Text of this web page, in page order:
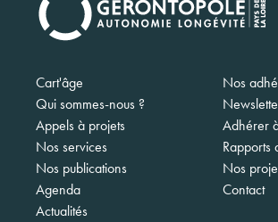
Navigation
principale
Cart'âge
Qui sommes-nous ?
Appels à projets
Nos services
Nos publications
Agenda
Actualités
Nos
Adhérer
Rapports
Nos
Contact